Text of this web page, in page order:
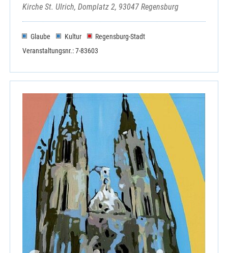
Kirche St. Ulrich, Domplatz 2, 93047 Regensburg
Glaube Kultur
Regensburg-Stadt
Veranstaltungsnr.: 7-83603